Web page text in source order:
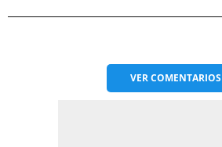
VERCOMENTARIOS